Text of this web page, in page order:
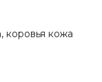
коровья кожа